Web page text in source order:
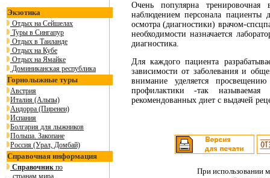
Экзотика
Отдых на Сейшелах
Туры в Сингапур
Отдых в Таиланде
Отдых на Кубе
Отдых на Ямайке
Доминиканская республика
Горнолыжные туры
Австрия
Италия (Альпы)
Андорра (Пиренеи)
Испания
Болгария для лыжников
Польша. Закопане
Россия (Урал, Домбай)
Справочная информация
Справочник по
странам мира
Очень популярна тренировочная
наблюдением персонала пациенты
осмотра (диагностики) врачом-
необходимости назначается
диагностика.
Для каждого пациента
зависимости от заболевания и
внимание уделяется
профилактики -так называемая
рекомендованных диет с выдачей
При использовании